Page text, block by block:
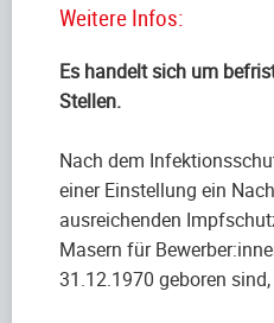
Weitere Infos:
Es handelt sich um
Stellen.
Nach dem
einer Einstellung ein
ausreichenden
Masern für
31.12.1970 geboren